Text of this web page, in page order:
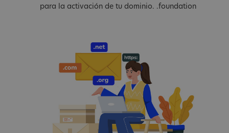
para la activación de tu dominio. .foundation